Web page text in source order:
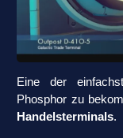
Eine der
Phosphor zu
Handelsterminals.